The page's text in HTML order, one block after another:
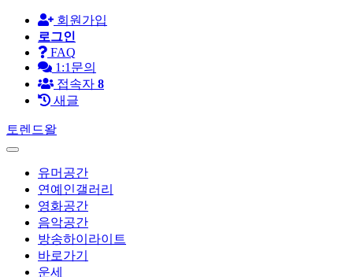
회원가입
로그인
FAQ
1:1문의
접속자 8
새글
토렌드왈
유머공간
연예인갤러리
영화공간
음악공간
방송하이라이트
바로가기
운세